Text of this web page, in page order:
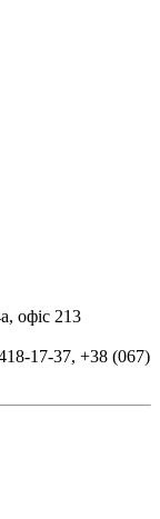
офіс 213
17-37, +38 (067)